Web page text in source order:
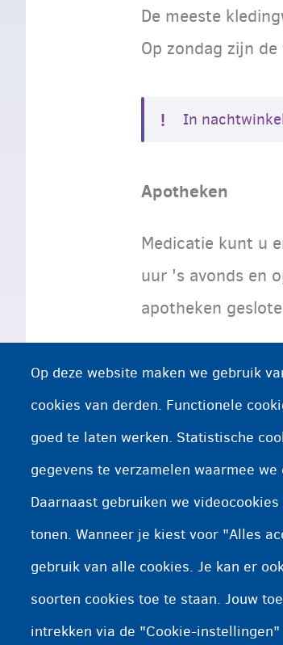
De meeste
Op zondag zijn
In
Apotheken
Medicatie kunt u
uur 's avonds en
apotheken
Hebt u
van wacht
Dat is een
wacht is.
Op deze website maken we gebruik
cookies van derden. Functionele
goed te laten werken. Statistische
gegevens te verzamelen waarmee
Daarnaast gebruiken we
tonen. Wanneer je kiest voor "Alles
gebruik van alle cookies. Je kan er
soorten cookies toe te staan. Jouw
intrekken via de "Cookie-